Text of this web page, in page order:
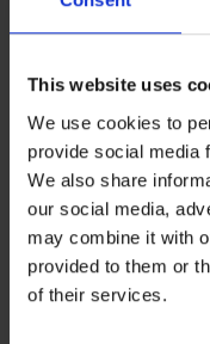
This website uses
We use cookies to
provide social media
We also share
our social media,
may combine it with
provided to them or
of their services.
02 205 703 40
Newsletter
Prihláste sa do